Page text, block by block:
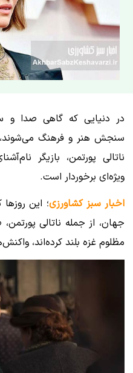
در دنیایی که گاهی صدا و
سنجش هنر و فرهنگ
ناتالی پورتمن، بازیگر
ویژه‌ای برخوردار است.
اخبار سبز کشاورزی؛ این
جهان، از جمله ناتالی
مظلوم غزه بلند کرده‌اند،